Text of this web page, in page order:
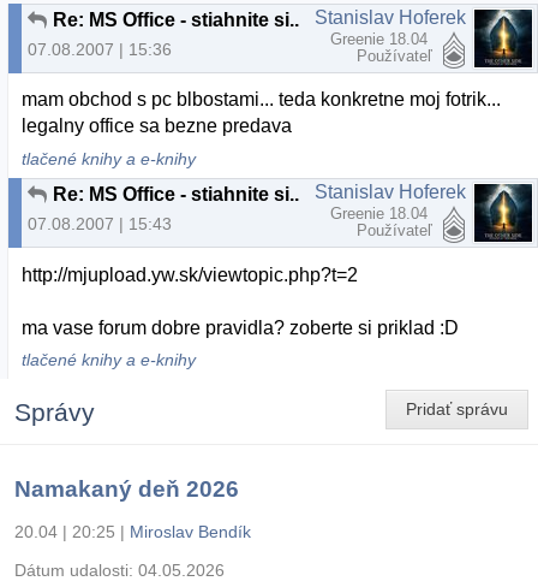
Re: MS Office - stiahnite si...
07.08.2007 | 15:36
Stanislav Hoferek
Greenie 18.04
Používateľ
mam obchod s pc blbostami... teda konkretne moj fotrik...
legalny office sa bezne predava
tlačené knihy a e-knihy
Re: MS Office - stiahnite si...
07.08.2007 | 15:43
Stanislav Hoferek
Greenie 18.04
Používateľ
http://mjupload.yw.sk/viewtopic.php?t=2
ma vase forum dobre pravidla? zoberte si priklad :D
tlačené knihy a e-knihy
Pridať správu
Správy
Namakaný deň 2026
20.04 | 20:25 | Miroslav Bendík
Dátum udalosti: 04.05.2026